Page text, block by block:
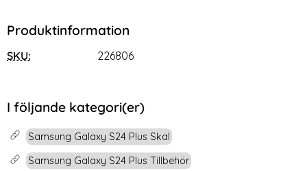
Ring Hybrid Blå
Samsung Galaxy S24 Plus
rea pris
99 kr
Snart slutsåld!
Köp
Galaxy S24 Plus Skal Magic Shield TPU Vit
Samsung Galaxy S24 Plus Skal
Produktinformation
SKU: 226806
I följande kategori(er)
Samsung Galaxy S24 Plus Skal
Samsung Galaxy S24 Plus Tillbehör